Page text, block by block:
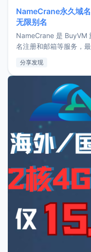
NameCrane永久域
无限别名
NameCrane 是 BuyVM
名注册和邮箱等服务，
又实惠的域名邮箱，不
分享发现